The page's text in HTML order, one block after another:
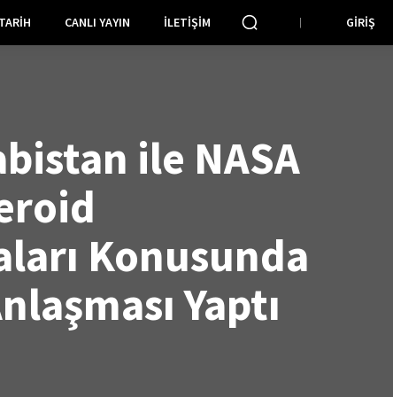
TARIH CANLI YAYIN İLETIŞIM GIRIŞ
ile NASA
Konusunda
Yaptı